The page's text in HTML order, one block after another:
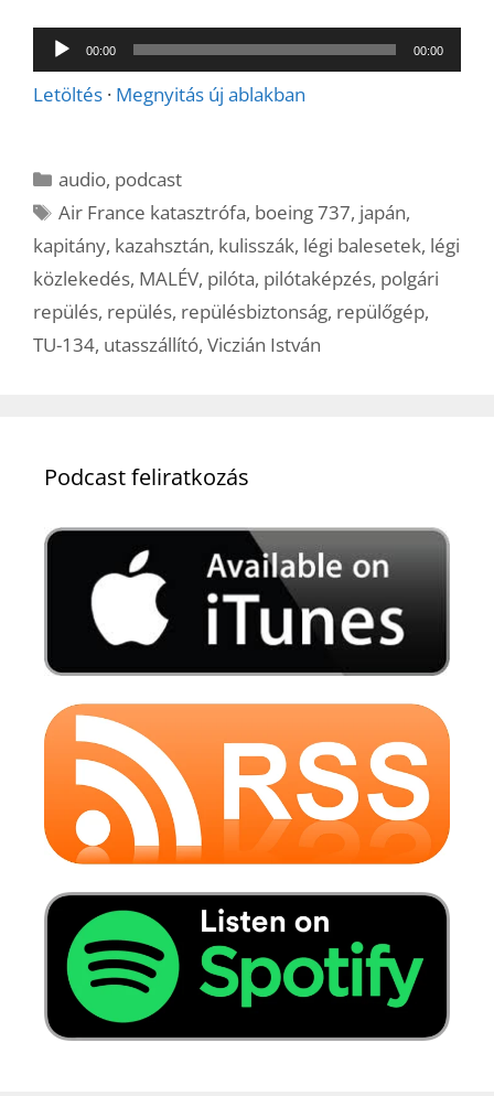
Audió
lejátszó
00:00 00:00
Letöltés · Megnyitás új ablakban
Kategória
audio, podcast
Címkék
Air France katasztrófa, boeing 737, japán,
kapitány, kazahsztán, kulisszák, légi balesetek, légi
közlekedés, MALÉV, pilóta, pilótaképzés, polgári
repülés, repülés, repülésbiztonság, repülőgép,
TU-134, utasszállító, Viczián István
Podcast feliratkozás